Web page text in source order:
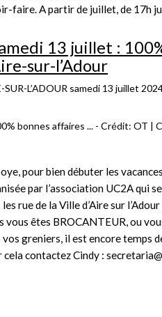
faire. A partir de juillet, de 17h
13 juillet :
sur-l’Adour
SUR-L’ADOUR samedi 13 juillet
pour bien débuter les
par l’association UC2A qui
les rue de la Ville d’Aire sur l’Adour
vous êtes BROCANTEUR, ou
vos greniers, il est encore temps
cela contactez Cindy :